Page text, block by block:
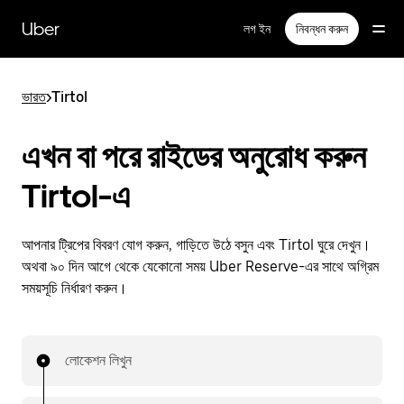
প্রধান
বিষয়সূচিতে
Uber লগ ইন নিবন্ধন করুন
ভারত>Tirtol
এখন বা পরে রাইডের অনুরোধ করুন
Tirtol-এ
আপনার ট্রিপের বিবরণ যোগ করুন, গাড়িতে উঠে বসুন এবং Tirtol ঘুরে দেখুন।
অথবা ৯০ দিন আগে থেকে যেকোনো সময় Uber Reserve-এর সাথে অগ্রিম
সময়সূচি নির্ধারণ করুন।
লোকেশন লিখুন